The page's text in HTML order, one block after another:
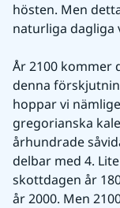
hösten. Men
naturliga dagliga
År 2100 kommer
denna
hoppar vi
gregorianska
århundrade
delbar med 4.
skottdagen år
år 2000. Men